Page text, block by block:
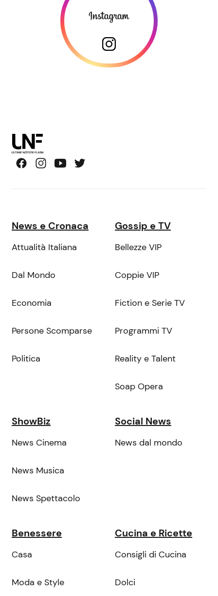
News e Cronaca
Attualità Italiana
Dal Mondo
Economia
Persone Scomparse
Politica
Gossip e TV
Bellezze VIP
Coppie VIP
Fiction e Serie TV
Programmi TV
Reality e Talent
Soap Opera
ShowBiz
News Cinema
News Musica
News Spettacolo
Social News
News dal mondo
Benessere
Casa
Moda e Style
Cucina e Ricette
Consigli di Cucina
Dolci